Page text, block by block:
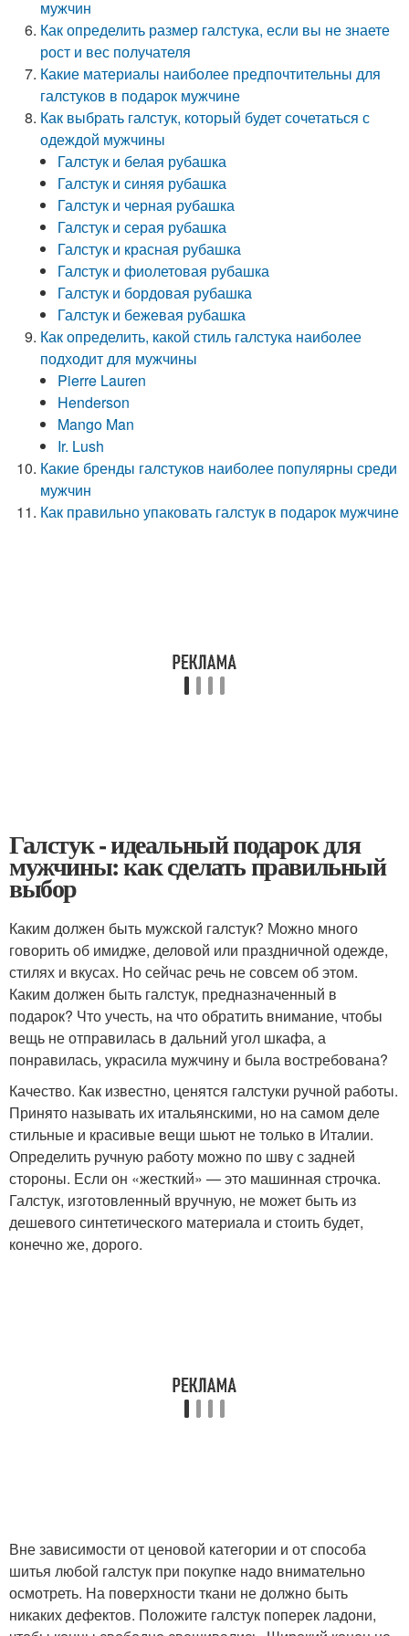
мужчин
Как определить размер галстука, если вы не знаете
рост и вес получателя
Какие материалы наиболее предпочтительны для
галстуков в подарок мужчине
Как выбрать галстук, который будет сочетаться с
одеждой мужчины
Галстук и белая рубашка
Галстук и синяя рубашка
Галстук и черная рубашка
Галстук и серая рубашка
Галстук и красная рубашка
Галстук и фиолетовая рубашка
Галстук и бордовая рубашка
Галстук и бежевая рубашка
Как определить, какой стиль галстука наиболее
подходит для мужчины
Pierre Lauren
Henderson
Mango Man
Ir. Lush
Какие бренды галстуков наиболее популярны среди
мужчин
Как правильно упаковать галстук в подарок мужчине
Галстук - идеальный подарок для
мужчины: как сделать правильный
выбор
Каким должен быть мужской галстук? Можно много
говорить об имидже, деловой или праздничной одежде,
стилях и вкусах. Но сейчас речь не совсем об этом.
Каким должен быть галстук, предназначенный в
подарок? Что учесть, на что обратить внимание, чтобы
вещь не отправилась в дальний угол шкафа, а
понравилась, украсила мужчину и была востребована?
Качество. Как известно, ценятся галстуки ручной работы.
Принято называть их итальянскими, но на самом деле
стильные и красивые вещи шьют не только в Италии.
Определить ручную работу можно по шву с задней
стороны. Если он «жесткий» — это машинная строчка.
Галстук, изготовленный вручную, не может быть из
дешевого синтетического материала и стоить будет,
конечно же, дорого.
Вне зависимости от ценовой категории и от способа
шитья любой галстук при покупке надо внимательно
осмотреть. На поверхности ткани не должно быть
никаких дефектов. Положите галстук поперек ладони,